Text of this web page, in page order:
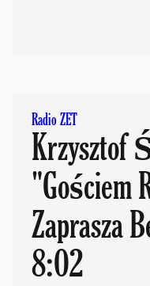
Radio ZET
Krzysztof
"Gościem
Zaprasza
8:02